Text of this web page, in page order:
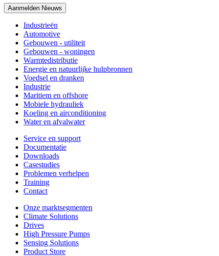
Aanmelden Nieuws
Industrieën
Automotive
Gebouwen - utiliteit
Gebouwen - woningen
Warmtedistributie
Energie en natuurlijke hulpbronnen
Voedsel en dranken
Industrie
Maritiem en offshore
Mobiele hydrauliek
Koeling en airconditioning
Water en afvalwater
Service en support
Documentatie
Downloads
Casestudies
Problemen verhelpen
Training
Contact
Onze marktsegmenten
Climate Solutions
Drives
High Pressure Pumps
Sensing Solutions
Product Store